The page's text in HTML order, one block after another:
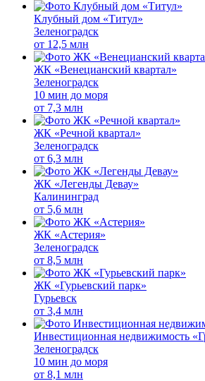
Клубный дом «Титул»
Зеленоградск
от 12,5 млн
ЖК «Венецианский квартал»
Зеленоградск
10 мин до моря
от 7,3 млн
ЖК «Речной квартал»
Зеленоградск
от 6,3 млн
ЖК «Легенды Девау»
Калининград
от 5,6 млн
ЖК «Астерия»
Зеленоградск
от 8,5 млн
ЖК «Гурьевский парк»
Гурьевск
от 3,4 млн
Инвестиционная недвижимость
Зеленоградск
10 мин до моря
от 8,1 млн